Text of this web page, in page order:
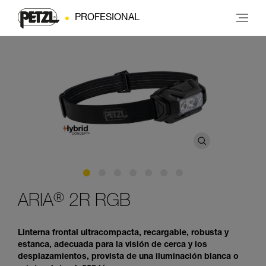
PROFESIONAL
ARIA® 2R RGB
Linterna frontal ultracompacta, recargable, robusta y
estanca, adecuada para la visión de cerca y los
desplazamientos, provista de una iluminación blanca o